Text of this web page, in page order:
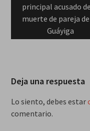
entradas
post:
principal acusado
muerte de pareja
Guáyiga
Deja una respuesta
Lo siento, debes estar
comentario.